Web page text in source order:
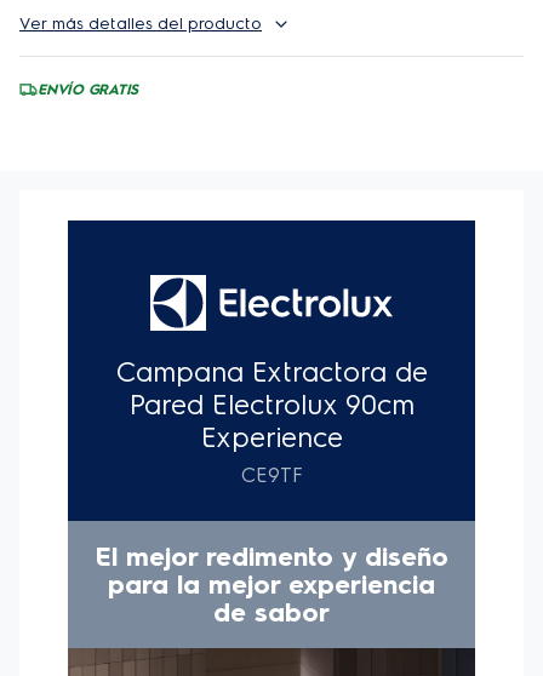
La campana de pared Electrolux Inox Experience de
90 cm con inteligencia artificial y alta potencia de
preparación de tus recetas. Renueva el aire en menos
de 2 minutos y mantiene la cocina libre de olores no
deseados de forma eficaz y segura para toda tu
Para optimizar la experiencia durante la preparación
de recetas, cuenta con la Inteligencia Artificial
Hob2Hood, una gran innovación de Electrolux que
conecta automáticamente la Campana a la Placa²,
la placa, el número de zonas en uso, enciende y
configura la campana automáticamente.
Ver más detalles del producto
ENVÍO GRATIS